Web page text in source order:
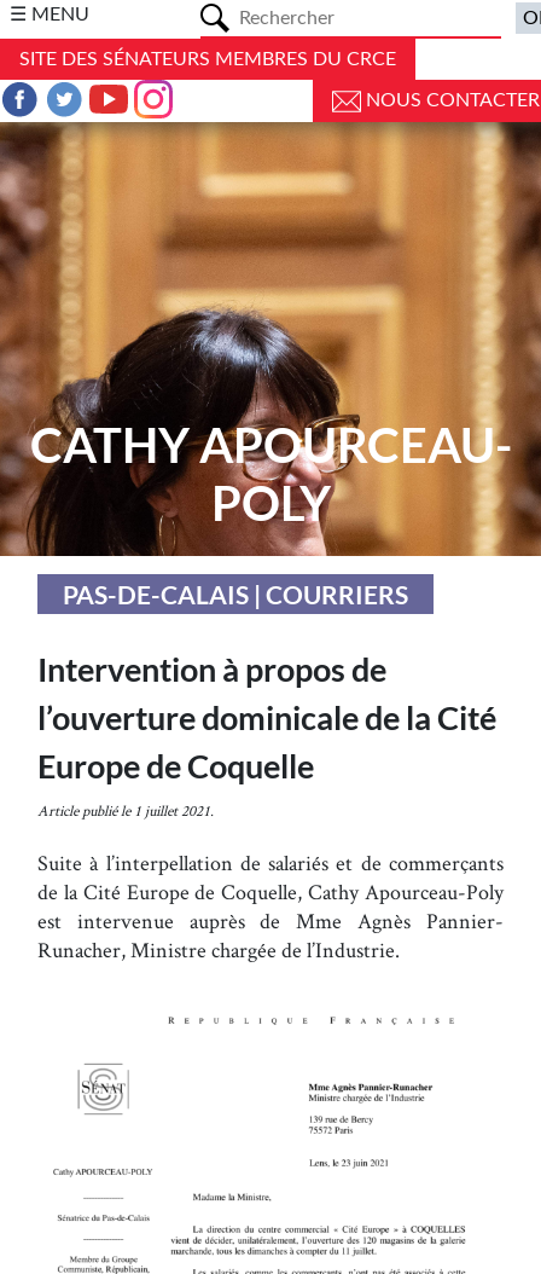
☰ MENU
SITE DES SÉNATEURS MEMBRES DU CRCE
NOUS CONTACTER
CATHY APOURCEAU-
POLY
PAS-DE-CALAIS | COURRIERS
Intervention à propos de
l’ouverture dominicale de la Cité
Europe de Coquelle
Article publié le 1 juillet 2021.
Suite à l’interpellation de salariés et de commerçants
de la Cité Europe de Coquelle, Cathy Apourceau-Poly
est intervenue auprès de Mme Agnès Pannier-
Runacher, Ministre chargée de l’Industrie.